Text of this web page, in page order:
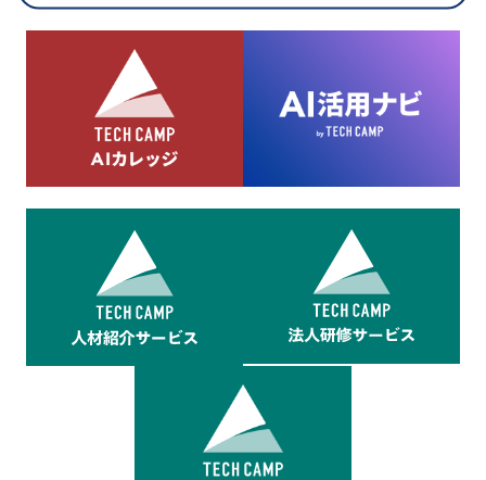
8.cookieにより取得・分析した情報とその利用について
当社は第三者が運営するデータ・マネジメント・プラットフォ
ームからcookieにより収集されたウェブの閲覧機歴及びその分
析結果を取得し、これをお客様の個人データと結びつけた上
で、広告配信等の目的で利用いたします。